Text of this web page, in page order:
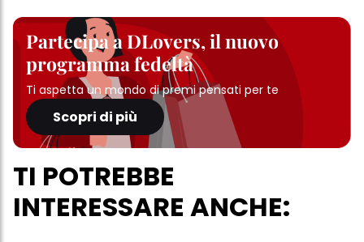
Partecipa a DLovers, il nuovo
programma fedeltà
Ti aspetta un mondo di premi pensati per te
Scopri di più
TI POTREBBE
INTERESSARE ANCHE: